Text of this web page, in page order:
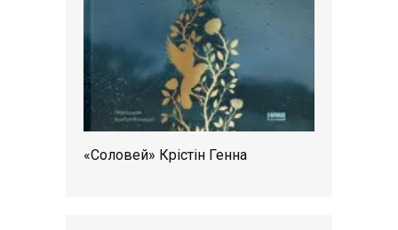
«Соловей» Крістін Генна